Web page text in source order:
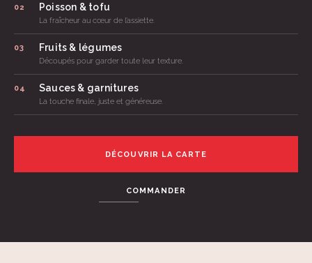
02 Poisson & tofu
La fraîcheur au cœur de l’assiette.
03 Fruits & légumes
Découpés pour garder toute leur texture.
04 Sauces & garnitures
La touche finale, juste et généreuse.
DÉCOUVRIR LA CARTE
COMMANDER